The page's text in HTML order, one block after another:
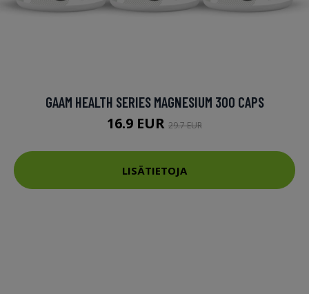
GAAM HEALTH SERIES MAGNESIUM 300 CAPS
16.9 EUR 29.7 EUR
LISÄTIETOJA